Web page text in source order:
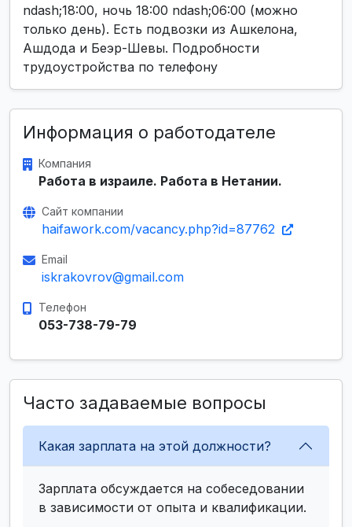
ndash;18:00, ночь 18:00 ndash;06:00 (можно
только день). Есть подвозки из Ашкелона,
Ашдода и Беэр-Шевы. Подробности
трудоустройства по телефону
Информация о работодателе
Компания
Работа в израиле. Работа в Нетании.
Сайт компании
haifawork.com/vacancy.php?id=87762
Email
iskrakovrov@gmail.com
Телефон
053-738-79-79
Часто задаваемые вопросы
Какая зарплата на этой должности?
Зарплата обсуждается на собеседовании
в зависимости от опыта и квалификации.